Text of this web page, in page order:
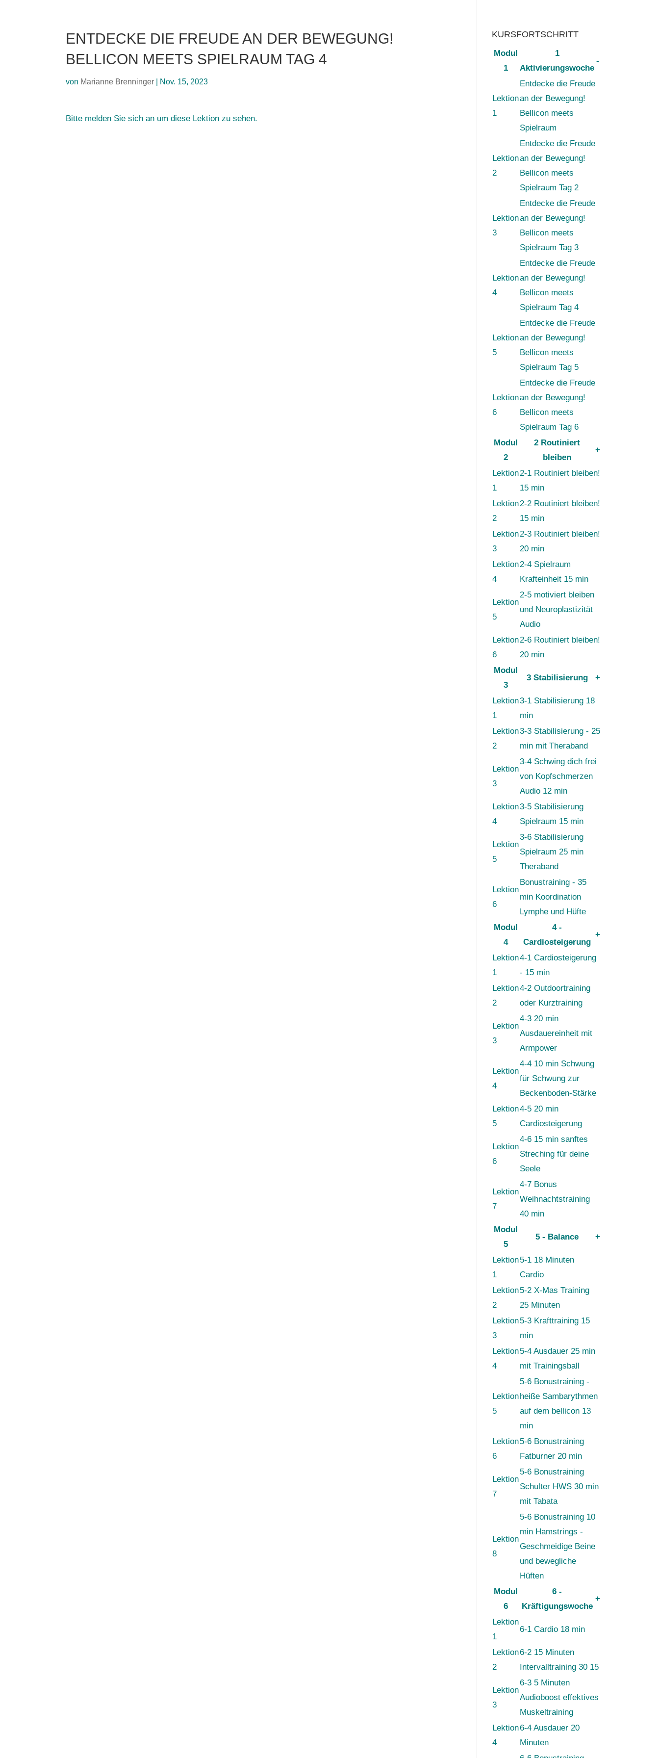
ENTDECKE DIE FREUDE AN DER BEWEGUNG!
BELLICON MEETS SPIELRAUM TAG 4
von Marianne Brenninger Nov. 15, 2023
Bitte melden Sie sich an um diese Lektion zu sehen.
KURSFORTSCHRITT
Modul
1
1
Aktivierungswoche
-
Lektion
1
Entdecke die Freude
an der Bewegung!
Bellicon meets
Spielraum
Lektion
2
Entdecke die Freude
an der Bewegung!
Bellicon meets
Spielraum Tag 2
Lektion
3
Entdecke die Freude
an der Bewegung!
Bellicon meets
Spielraum Tag 3
Lektion
4
Entdecke die Freude
an der Bewegung!
Bellicon meets
Spielraum Tag 4
Lektion
5
Entdecke die Freude
an der Bewegung!
Bellicon meets
Spielraum Tag 5
Lektion
6
Entdecke die Freude
an der Bewegung!
Bellicon meets
Spielraum Tag 6
Modul
2
2 Routiniert
bleiben
+
Lektion
1
2-1 Routiniert bleiben!
15 min
Lektion
2
2-2 Routiniert bleiben!
15 min
Lektion
3
2-3 Routiniert bleiben!
20 min
Lektion
4
2-4 Spielraum
Krafteinheit 15 min
Lektion
5
2-5 motiviert bleiben
und Neuroplastizität
Audio
Lektion
6
2-6 Routiniert bleiben!
20 min
Modul
3
3 Stabilisierung +
Lektion
1
3-1 Stabilisierung 18
min
Lektion
2
3-3 Stabilisierung - 25
min mit Theraband
Lektion
3
3-4 Schwing dich frei
von Kopfschmerzen
Audio 12 min
Lektion
4
3-5 Stabilisierung
Spielraum 15 min
Lektion
5
3-6 Stabilisierung
Spielraum 25 min
Theraband
Lektion
6
Bonustraining - 35
min Koordination
Lymphe und Hüfte
Modul
4
4 -
Cardiosteigerung
+
Lektion
1
4-1 Cardiosteigerung
- 15 min
Lektion
2
4-2 Outdoortraining
oder Kurztraining
Lektion
3
4-3 20 min
Ausdauereinheit mit
Armpower
Lektion
4
4-4 10 min Schwung
für Schwung zur
Beckenboden-Stärke
Lektion
5
4-5 20 min
Cardiosteigerung
Lektion
6
4-6 15 min sanftes
Streching für deine
Seele
Lektion
7
4-7 Bonus
Weihnachtstraining
40 min
Modul
5
5 - Balance +
Lektion
1
5-1 18 Minuten
Cardio
Lektion
2
5-2 X-Mas Training
25 Minuten
Lektion
3
5-3 Krafttraining 15
min
Lektion
4
5-4 Ausdauer 25 min
mit Trainingsball
Lektion
5
5-6 Bonustraining -
heiße Sambarythmen
auf dem bellicon 13
min
Lektion
6
5-6 Bonustraining
Fatburner 20 min
Lektion
7
5-6 Bonustraining
Schulter HWS 30 min
mit Tabata
Lektion
8
5-6 Bonustraining 10
min Hamstrings -
Geschmeidige Beine
und bewegliche
Hüften
Modul
6
6 -
Kräftigungswoche
+
Lektion
1
6-1 Cardio 18 min
Lektion
2
6-2 15 Minuten
Intervalltraining 30 15
Lektion
3
6-3 5 Minuten
Audioboost effektives
Muskeltraining
Lektion
4
6-4 Ausdauer 20
Minuten